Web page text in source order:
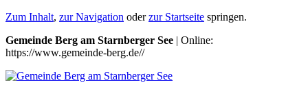
Zum Inhalt, zur Navigation oderzur Startseite springen.
Gemeinde Berg am Starnberger See | Online:
https://www.gemeinde-berg.de//